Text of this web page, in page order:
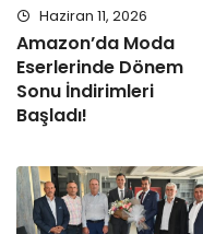
Haziran 11, 2026
Amazon’da Moda
Eserlerinde Dönem
Sonu İndirimleri
Başladı!